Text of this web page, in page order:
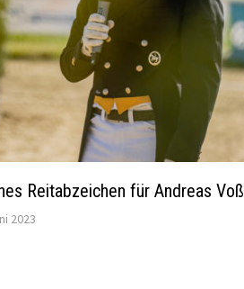
Reitabzeichen für Andreas Voß
2023